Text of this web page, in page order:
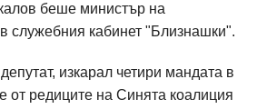
беше министър на
служебния кабинет "Близнашки".
изкарал четири мандата в
от редиците на Синята коалиция